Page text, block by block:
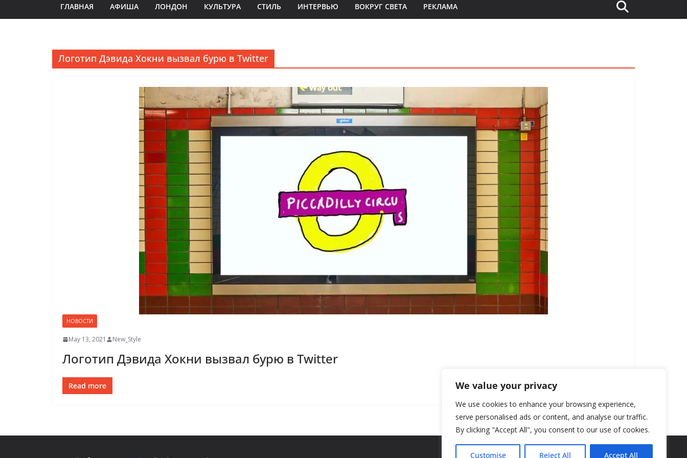
We value your privacy
We use cookies to enhance your browsing experience,
serve personalised ads or content, and analyse our traffic.
By clicking "Accept All", you consent to our use of cookies.
Customise Reject All Accept All
ГЛАВНАЯ АФИША ЛОНДОН КУЛЬТУРА СТИЛЬ ИНТЕРВЬЮ ВОКРУГ СВЕТА РЕКЛАМА
Логотип Дэвида Хокни вызвал бурю в Twitter
НОВОСТИ
May 13, 2021 New_Style
Логотип Дэвида Хокни вызвал бурю в Twitter
Read more